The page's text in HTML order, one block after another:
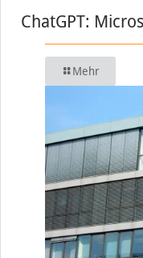
ChatGPT:
Mehr